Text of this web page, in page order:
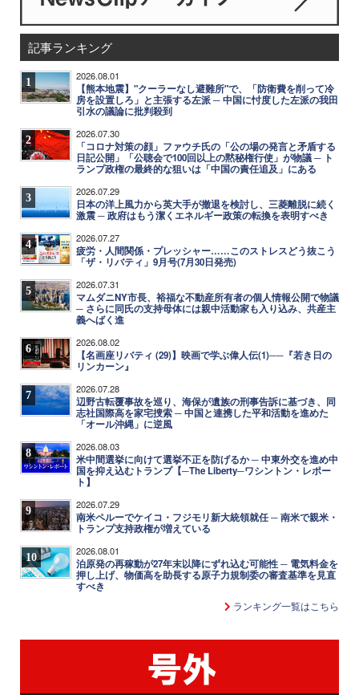
記事ランキング
1 2026.08.01
【熊本地震】"クーラーなし避難所"で、「防衛費を削って冷
房を設置しろ」と主張する左派 ─ 中国に忖度した左派の我田
引水の議論に批判殺到
2 2026.07.30
「コロナ対策の顔」ファウチ氏の「公の場の発言と矛盾する
日記公開」「公聴会で100回以上の黙秘権行使」が物議 ─ ト
ランプ政権の最終的な狙いは「中国の責任追及」にある
3 2026.07.29
日本の洋上風力から英大手が撤退を検討し、三菱離脱に続く
激震 ─ 政府はもう潔くエネルギー政策の転換を表明すべき
4 2026.07.27
疲労・人間関係・プレッシャー……このストレスどう抜こう
「ザ・リバティ」9月号(7月30日発売)
5 2026.07.31
マムダニNY市長、裕福な不動産所有者の個人情報公開で物議
─ さらに同氏の支持母体には親中活動家も入り込み、共産主
義へばく進
6 2026.08.02
【名画座リバティ (29)】映画で学ぶ偉人伝(1)──『若き日の
リンカーン』
7 2026.07.28
辺野古転覆事故を巡り、海保が遺族の刑事告訴に基づき、同
志社国際高を家宅捜索 ─ 中国と連携した平和活動を進めた
「オール沖縄」に逆風
8 2026.08.03
米中間選挙に向けて選挙不正を防げるか ─ 中東外交を進め中
国を抑え込むトランプ【─The Liberty─ワシントン・レポー
ト】
9 2026.07.29
南米ペルーでケイコ・フジモリ新大統領就任 ─ 南米で親米・
トランプ支持政権が増えている
10 2026.08.01
泊原発の再稼動が27年末以降にずれ込む可能性 ─ 電気料金を
押し上げ、物価高を助長する原子力規制委の審査基準を見直
すべき
ランキング一覧はこちら